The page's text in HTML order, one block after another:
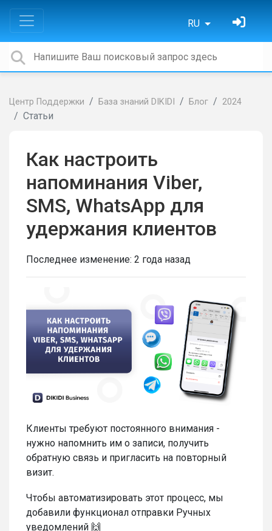
RU
Центр Поддержки База знаний DIKIDI Блог 2024
Статьи
Как настроить
напоминания Viber,
SMS, WhatsApp для
удержания клиентов
Последнее изменение: 2 года назад
Клиенты требуют постоянного внимания -
нужно напомнить им о записи, получить
обратную связь и пригласить на повторный
визит.
Чтобы автоматизировать этот процесс, мы
добавили функционал отправки Ручных
уведомлений 🙌